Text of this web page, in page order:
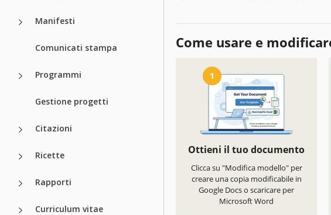
Manifesti
Comunicati stampa
Programmi
Gestione progetti
Citazioni
Ricette
Rapporti
Curriculum vitae
Come usare e
1
Ottieni il tuo documento
Clicca su "Modifica modello" per
creare una copia modificabile in
Google Docs o scaricare per
Microsoft Word